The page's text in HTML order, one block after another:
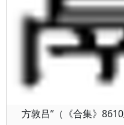
方敦吕”（《合集》